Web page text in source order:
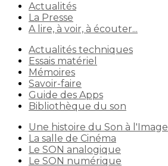
Actualités
La Presse
A lire, à voir, à écouter...
Actualités techniques
Essais matériel
Mémoires
Savoir-faire
Guide des Apps
Bibliothèque du son
Une histoire du Son à l'Image
La salle de Cinéma
Le SON analogique
Le SON numérique